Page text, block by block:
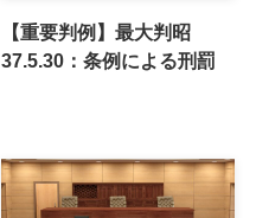
【重要判例】最大判昭
37.5.30：条例による刑罰